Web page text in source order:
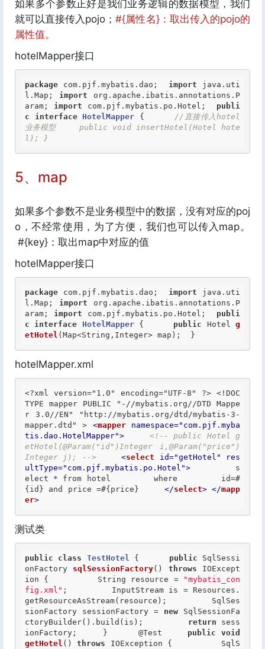
如果多个参数正好是我们业务逻辑的数据模型，我们
就可以直接传入pojo；#{属性名}：取出传入的pojo的
属性值。
hotelMapper接口
package com.pjf.mybatis.dao; import java.uti
l.Map; import org.apache.ibatis.annotations.P
aram; import com.pjf.mybatis.po.Hotel; publi
c
interface HotelMapper {
//直接传入hotel
业务模型     public void insertHotel(Hotel hote
l); }
5、map
如果多个参数不是业务模型中的数据，没有对应的poj
o，不经常使用，为了方便，我们也可以传入map。
#{key}：取出map中对应的值
hotelMapper接口
package com.pjf.mybatis.dao; import java.uti
l.Map; import org.apache.ibatis.annotations.P
aram; import com.pjf.mybatis.po.Hotel; publi
c
interface HotelMapper { public Hotel g
etHotel (Map<String,Integer> map);  }
hotelMapper.xml
<?xml version="1.0" encoding="UTF-8" ?> <!DOC
TYPE mapper PUBLIC "-//mybatis.org//DTD Mappe
r 3.0//EN" "http://mybatis.org/dtd/mybatis-3-
mapper.dtd" >
<mapper namespace="com.pjf.myba
tis.dao.HotelMapper">
<!-- public Hotel g
etHotel(@Param("id")Integer i,@Param("price")
Integer j); -->
<select id="getHotel"
res
ultType="com.pjf.mybatis.po.Hotel">
         s
elect * from hotel         where         id=#
{id} and price =#{price} </select> </mapp
er>
测试类
public class TestHotel { public SqlSessi
onFactory sqlSessionFactory() throws IOExcept
ion {          String resource =
"mybatis_con
fig.xml" ;         InputStream is = Resources.
getResourceAsStream(resource);         SqlSes
sionFactory sessionFactory = new SqlSessionFa
ctoryBuilder().build(is); return sess
ionFactory;     } @Test public
void
getHotel () throws IOException {          SqlS